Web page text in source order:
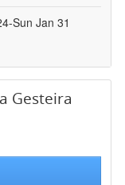
Sun Jan 31
Gesteira